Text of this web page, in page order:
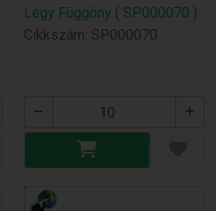
Légy Függöny ( SP000070 )
Cikkszám: SP000070